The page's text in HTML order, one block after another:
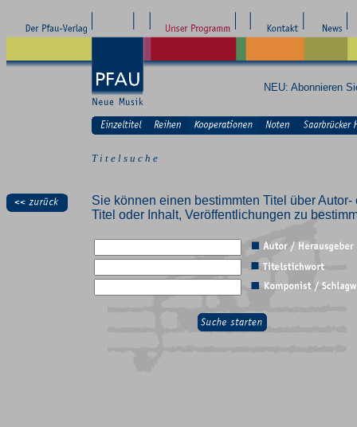
NEU: Abonnieren
T i t e l s u c h e
Sie können einen bestimmten Titel über
Titel oder Inhalt, Veröffentlichungen zu